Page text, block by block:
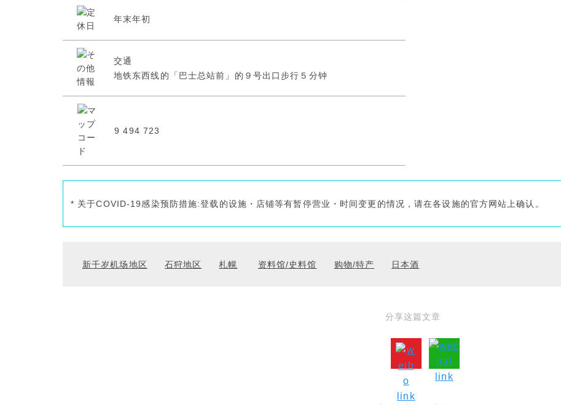
年末年初
交通
地铁东西线的「巴士总站前」的９号出口步行５分钟
9 494 723
* 关于COVID-19感染预防措施:登载的设施・店铺等有暂停营业・时间变更的情况，请在各设施的官方网站上确认。
新千岁机场地区 石狩地区 札幌 资料馆/史料馆 购物/特产 日本酒
分享这篇文章